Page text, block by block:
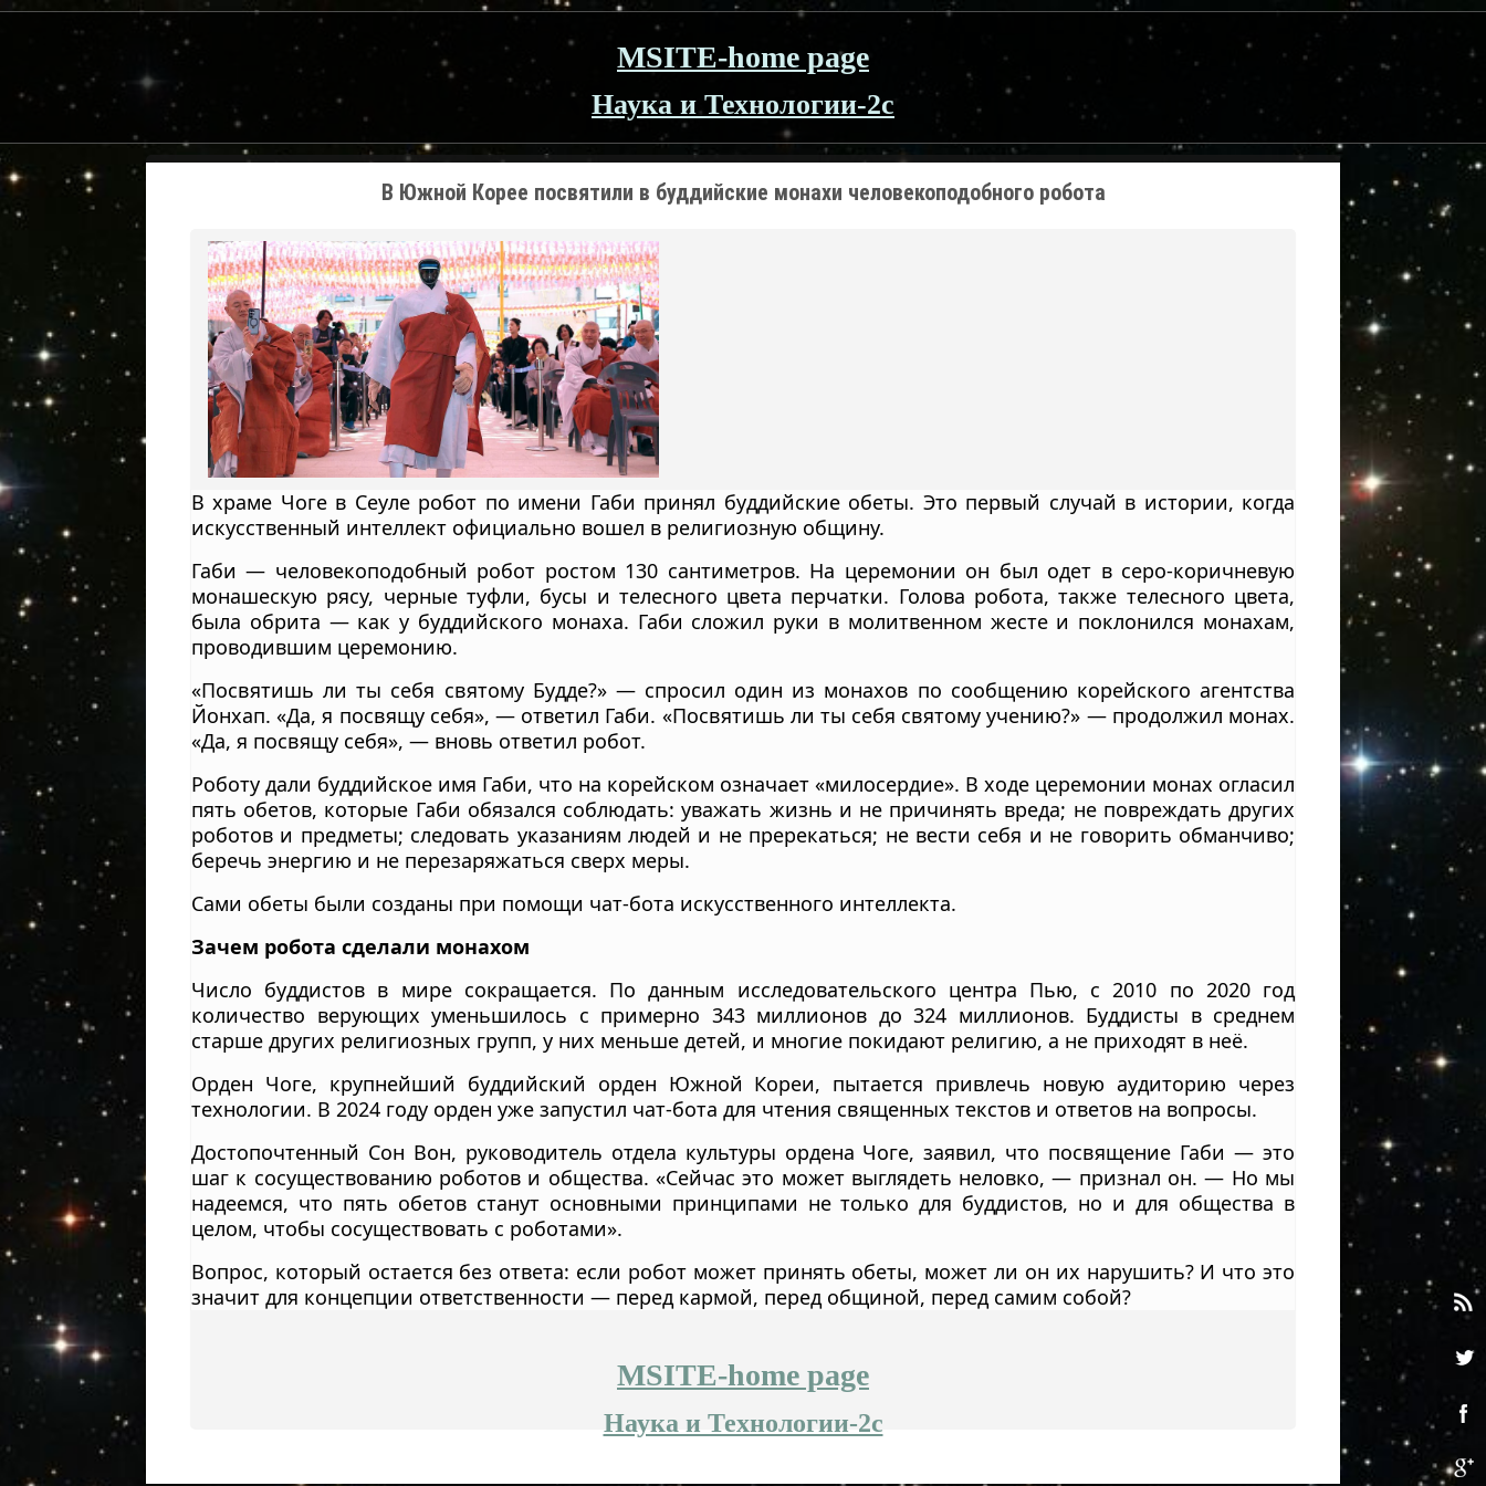
MSITE-home page
Наука и Технологии-2c
В Южной Корее посвятили в буддийские монахи человекоподобного робота
В храме Чоге в Сеуле робот по имени Габи принял буддийские обеты. Это первый случай в истории, когда
искусственный интеллект официально вошел в религиозную общину.
Габи — человекоподобный робот ростом 130 сантиметров. На церемонии он был одет в серо-коричневую
монашескую рясу, черные туфли, бусы и телесного цвета перчатки. Голова робота, также телесного цвета,
была обрита — как у буддийского монаха. Габи сложил руки в молитвенном жесте и поклонился монахам,
проводившим церемонию.
«Посвятишь ли ты себя святому Будде?» — спросил один из монахов по сообщению корейского агентства
Йонхап. «Да, я посвящу себя», — ответил Габи. «Посвятишь ли ты себя святому учению?» — продолжил монах.
«Да, я посвящу себя», — вновь ответил робот.
Роботу дали буддийское имя Габи, что на корейском означает «милосердие». В ходе церемонии монах огласил
пять обетов, которые Габи обязался соблюдать: уважать жизнь и не причинять вреда; не повреждать других
роботов и предметы; следовать указаниям людей и не пререкаться; не вести себя и не говорить обманчиво;
беречь энергию и не перезаряжаться сверх меры.
Сами обеты были созданы при помощи чат-бота искусственного интеллекта.
Зачем робота сделали монахом
Число буддистов в мире сокращается. По данным исследовательского центра Пью, с 2010 по 2020 год
количество верующих уменьшилось с примерно 343 миллионов до 324 миллионов. Буддисты в среднем
старше других религиозных групп, у них меньше детей, и многие покидают религию, а не приходят в неё.
Орден Чоге, крупнейший буддийский орден Южной Кореи, пытается привлечь новую аудиторию через
технологии. В 2024 году орден уже запустил чат-бота для чтения священных текстов и ответов на вопросы.
Достопочтенный Сон Вон, руководитель отдела культуры ордена Чоге, заявил, что посвящение Габи — это
шаг к сосуществованию роботов и общества. «Сейчас это может выглядеть неловко, — признал он. — Но мы
надеемся, что пять обетов станут основными принципами не только для буддистов, но и для общества в
целом, чтобы сосуществовать с роботами».
Вопрос, который остается без ответа: если робот может принять обеты, может ли он их нарушить? И что это
значит для концепции ответственности — перед кармой, перед общиной, перед самим собой?
MSITE-home page
Наука и Технологии-2c